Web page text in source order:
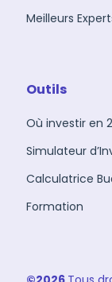
Meilleurs
Outils
Où investir en
Simulateur
Calculatrice
Formation